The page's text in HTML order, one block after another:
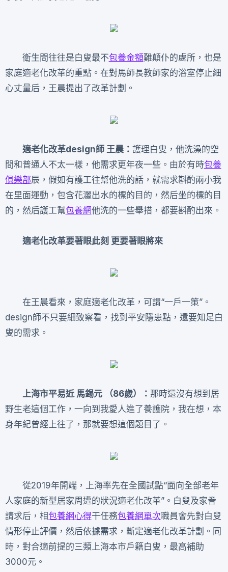
衛生間往往是白叟最不包養金額難顛仆的處所，也是
家庭適老化改革的重點。在對馬師長教師家的浴室停止細
心丈量后，王晨提出了改革計劃。
適老化改革design師 王晨： 護理白叟，他洗澡的空
間和普通人不太一樣，他需求更年夜一些。由於有時包養
俱樂部辰，假如有護工往幫他洗的話，就需求斟酌兩小我
在里面運動，包含花灑出水的標的目的，然后坐的標的目
的，然后護工幫包養網他洗的一些舉措，都要斟酌出來。
適老化改革要著眼此刻 更要著眼將來
在王晨看來，家庭適老化改革，可謂“一戶一策”。
design師不只要細致察看，找到平安隱患點，還要知足白
叟的需求。
上海市平易近 馬錫元 （86歲） ： 那時還沒有想到居
野生老這個工作，一向到我愛人進了養護院，我在想，本
身年紀曾經上往了，那就要想這個題目了。
從2019年開端，上海率先在全國試點“面向全部老年
人家庭的新型居家周遭的狀況適老化改革”。白叟及家眷
請求后，相包養網心得干任務包養網單次職員會先對白叟
情形停止評價，然后依據需求，斷定適老化改革計劃。同
時，對合適前提的三類上海本市戶籍白叟，最高補助
3000元。